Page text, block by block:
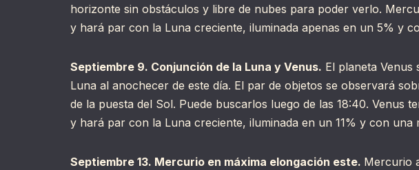
horizonte sin obstáculos y libre de nubes para poder verlo.
y hará par con la Luna creciente, iluminada apenas en un 5% y
Septiembre 9. Conjunción de la Luna y Venus. El planeta Venus
Luna al anochecer de este día. El par de objetos se observará
de la puesta del Sol. Puede buscarlos luego de las 18:40. Venus
y hará par con la Luna creciente, iluminada en un 11% y con una
Septiembre 13. Mercurio en máxima elongación este. Mercurio